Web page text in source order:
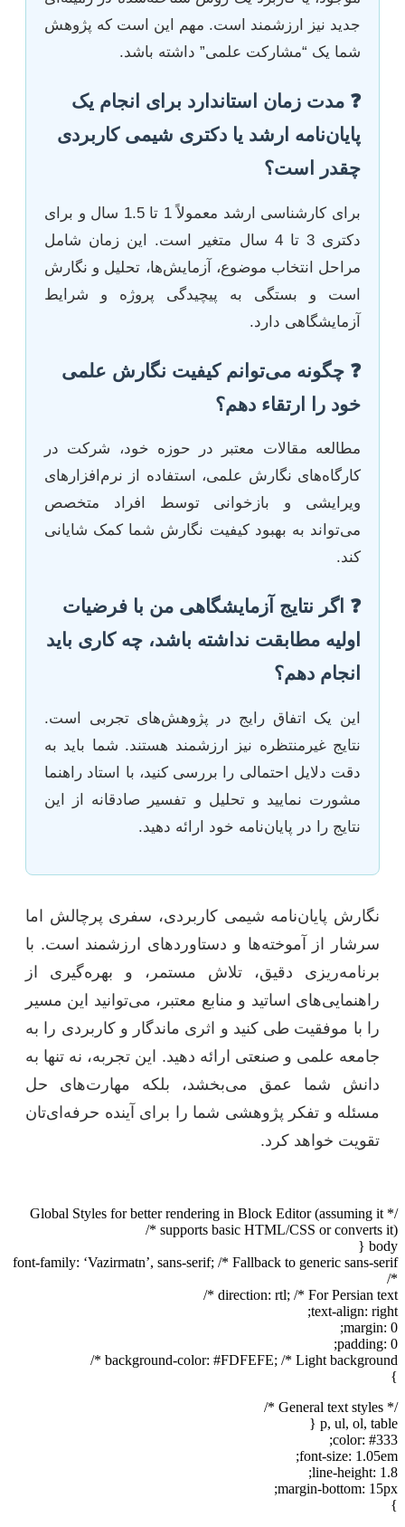
جدید نیز ارزشمند است. مهم این است که پژوهش
شما یک “مشارکت علمی” داشته باشد.
❓ مدت زمان استاندارد برای انجام یک
پایان‌نامه ارشد یا دکتری شیمی کاربردی
چقدر است؟
برای کارشناسی ارشد معمولاً 1 تا 1.5 سال و برای
دکتری 3 تا 4 سال متغیر است. این زمان شامل
مراحل انتخاب موضوع، آزمایش‌ها، تحلیل و نگارش
است و بستگی به پیچیدگی پروژه و شرایط
آزمایشگاهی دارد.
❓ چگونه می‌توانم کیفیت نگارش علمی
خود را ارتقاء دهم؟
مطالعه مقالات معتبر در حوزه خود، شرکت در
کارگاه‌های نگارش علمی، استفاده از نرم‌افزارهای
ویرایشی و بازخوانی توسط افراد متخصص
می‌تواند به بهبود کیفیت نگارش شما کمک شایانی
کند.
❓ اگر نتایج آزمایشگاهی من با فرضیات
اولیه مطابقت نداشته باشد، چه کاری باید
انجام دهم؟
این یک اتفاق رایج در پژوهش‌های تجربی است.
نتایج غیرمنتظره نیز ارزشمند هستند. شما باید به
دقت دلایل احتمالی را بررسی کنید، با استاد راهنما
مشورت نمایید و تحلیل و تفسیر صادقانه از این
نتایج را در پایان‌نامه خود ارائه دهید.
نگارش پایان‌نامه شیمی کاربردی، سفری پرچالش اما
سرشار از آموخته‌ها و دستاوردهای ارزشمند است. با
برنامه‌ریزی دقیق، تلاش مستمر، و بهره‌گیری از
راهنمایی‌های اساتید و منابع معتبر، می‌توانید این مسیر
را با موفقیت طی کنید و اثری ماندگار و کاربردی را به
جامعه علمی و صنعتی ارائه دهید. این تجربه، نه تنها به
دانش شما عمق می‌بخشد، بلکه مهارت‌های حل
مسئله و تفکر پژوهشی شما را برای آینده حرفه‌ای‌تان
تقویت خواهد کرد.
/* Global Styles for better rendering in Block Editor (assuming it
supports basic HTML/CSS or converts it) */
body {
font-family: ‘Vazirmatn’, sans-serif; /* Fallback to generic sans-serif
*/
direction: rtl; /* For Persian text */
text-align: right;
margin: 0;
padding: 0;
background-color: #FDFEFE; /* Light background */
}
/* General text styles */
p, ul, ol, table {
color: #333;
font-size: 1.05em;
line-height: 1.8;
margin-bottom: 15px;
}